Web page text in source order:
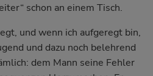
schon an einem Tisch.
und wenn ich aufgeregt bin,
und dazu noch belehrend
dem Mann seine Fehler